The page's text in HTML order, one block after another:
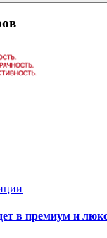
в премиум и